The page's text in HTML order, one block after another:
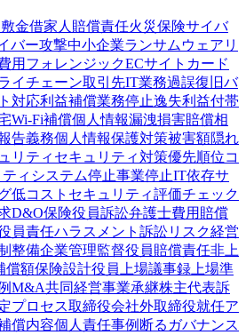
敷金借家人賠償責任火災保険サイバ
バー攻撃中小企業ランサムウェア リ
用 フォレンジックECサイト カード
イチェーン取引先IT業務過誤復旧バ
対応利益補償業務停止逸失利益付帯
Wi-Fi補償個人情報漏洩損害賠償相
告義務個人情報保護対策被害額隠れ
リティ セキュリティ対策優先順位コ
ィ システム停止事業停止IT依存サ
低コスト セキュリティ評価チェック
D&O保険役員訴訟弁護士費用 賠償
員責任ハラスメント 訴訟リスク経営
整備企業管理監督役員賠償責任非上
償額保険設計役員 上場議事録 上場準
M&A共同経営事業承継株主代表訴
プロセス取締役会社外取締役就任ア
償内容個人責任事例 断る ガバナンス